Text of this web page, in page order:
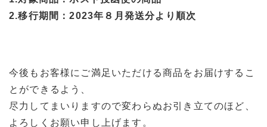
2.移行期間：2023年８月発送分より順次
今後もお客様にご満足いただける商品をお届けするこ
とができるよう、
尽力してまいりますので変わらぬお引き立てのほど、
よろしくお願い申し上げます。